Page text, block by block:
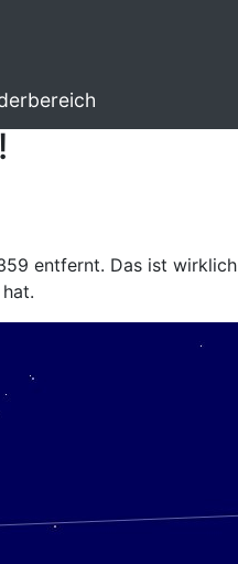
entfernt. Das ist wirklich